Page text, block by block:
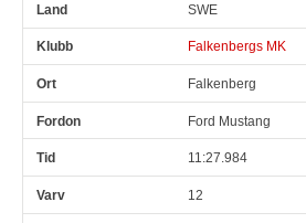
SWE
Falkenbergs MK
Falkenberg
Ford Mustang
11:27.984
12